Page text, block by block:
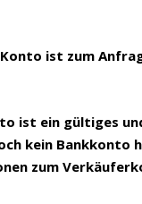
ist zum
ist ein gültiges
kein Bankkonto
zum